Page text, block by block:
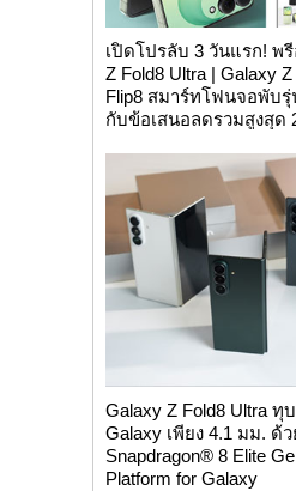
เปิดโปรลับ 3 วันแรก! พ
Z Fold8 Ultra | Galaxy
Flip8 สมาร์ทโฟนจอพับ
กับข้อเสนอลดรวมสูงสุด
Galaxy Z Fold8 Ultra ทุ
Galaxy เพียง 4.1 มม. ด้
Snapdragon® 8 Elite
Platform for Galaxy